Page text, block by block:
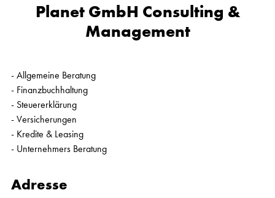
Planet GmbH Consulting &
Management
- Allgemeine Beratung
- Finanzbuchhaltung
- Steuererklärung
- Versicherungen
- Kredite & Leasing
- Unternehmers Beratung
Adresse